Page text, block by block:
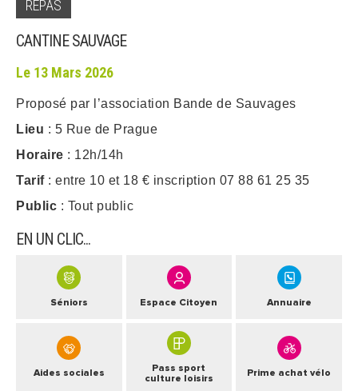
REPAS
CANTINE SAUVAGE
Le 13 Mars 2026
Proposé par l’association Bande de Sauvages
Lieu : 5 Rue de Prague
Horaire : 12h/14h
Tarif: entre 10 et 18 € inscription 07 88 61 25 35
Public : Tout public
EN UN CLIC...
Séniors Espace Citoyen Annuaire
Aides sociales
Pass sport
culture loisirs
Prime achat vélo
ARRÊTÉS MUNICIPAUX
DÉLIBÉRATIONS